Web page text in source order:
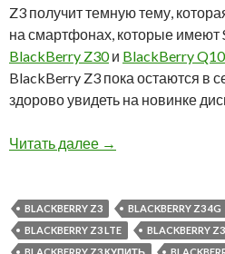
Z3 получит темную тему,
на смартфонах, которые имеют
BlackBerry Z30и BlackBerry Q10
BlackBerry Z3 пока остаются в
здорово увидеть на новинке
Читать далее Опубликован
→
BLACKBERRY Z3 BLACKBERRY Z3 4G
BLACKBERRY Z3 LTE
BLACKBERRY
BLACKBERRY Z3 КУПИТЬ